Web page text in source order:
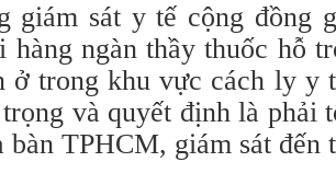
giám sát y tế cộng đồng
hàng ngàn thầy thuốc hỗ
ở trong khu vực cách ly y
và quyết định là
bàn TPHCM, giám sát đến